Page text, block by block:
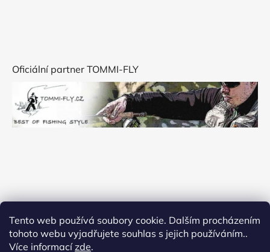
Tento web používá soubory cookie. Dalším procházením
tohoto webu vyjadřujete souhlas s jejich používáním..
Více informacízde.
Oficiální partner TOMMI-FLY